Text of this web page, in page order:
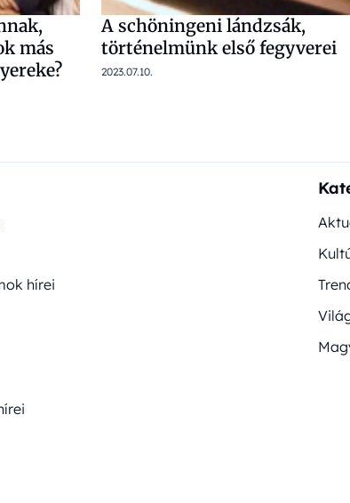
más
A schöningeni lándzsák,
történelmünk első fegyverei
2023.07.10.
hírei